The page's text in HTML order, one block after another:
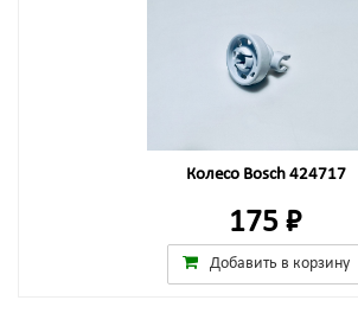
Колесо Bosch 424717
175 ₽
Добавить в корзину